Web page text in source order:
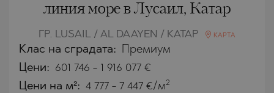
линия море в Лусаил, Катар
ГР. LUSAIL / AL DAAYEN / КАТАР КАРТА
Клас на сградата: Премиум
Цени: 601 746 - 1 916 077 €
Цени на м²: 4 777 - 7 447 €/м2